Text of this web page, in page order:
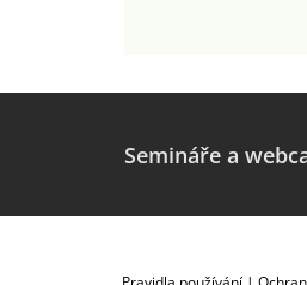
Semináře a